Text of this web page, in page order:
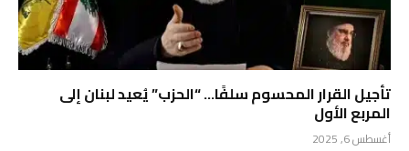
تأجيل القرار المحسوم سلفًا… “الحزب” يُعيد لبنان إلى
المربع الأول
أغسطس 6, 2025